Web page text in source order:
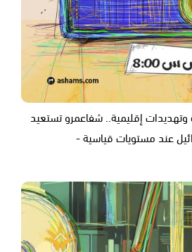
إقليمية.. شفاعمرو تستعيد
عند مستويات قياسية -